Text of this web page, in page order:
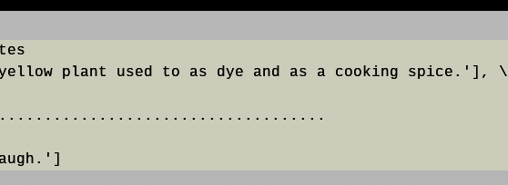
plant used to as dye and as a cooking spice.'], \